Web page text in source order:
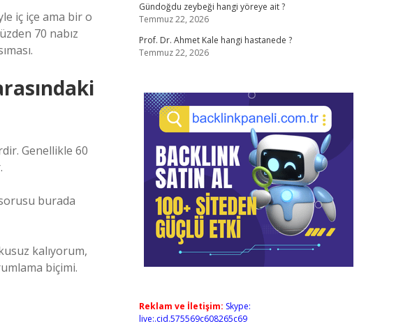
iç içe ama bir o
70 nabız
Genellikle 60
burada
kalıyorum,
biçimi.
Gündoğdu zeybeği hangi yöreye ait ?
Temmuz 22, 2026
Prof. Dr. Ahmet Kale hangi hastanede ?
Temmuz 22, 2026
Reklam ve İletişim: Skype:
live:.cid.575569c608265c69